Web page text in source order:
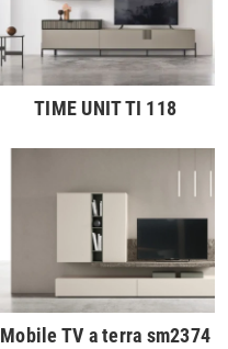
TIME UNIT TI 118
Mobile TV a terra sm2374